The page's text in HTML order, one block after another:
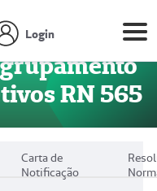
Login
RN 565
Carta de
Notificação